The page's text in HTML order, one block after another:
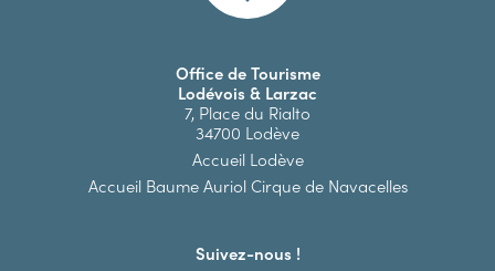
Office de Tourisme
Lodévois & Larzac
7, Place du Rialto
34700 Lodève
Accueil Lodève
Accueil Baume Auriol Cirque de Navacelles
Suivez-nous !